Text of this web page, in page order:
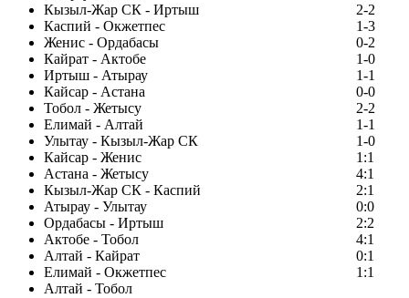
Кызыл-Жар СК - Иртыш
2-2
Каспий - Окжетпес
1-3
Женис - Ордабасы
0-2
Кайрат - Актобе
1-0
Иртыш - Атырау
1-1
Кайсар - Астана
0-0
Тобол - Жетысу
2-2
Елимай - Алтай
1-1
Улытау - Кызыл-Жар СК
1-0
Кайсар - Женис
1:1
Астана - Жетысу
4:1
Кызыл-Жар СК - Каспий
2:1
Атырау - Улытау
0:0
Ордабасы - Иртыш
2:2
Актобе - Тобол
4:1
Алтай - Кайрат
0:1
Елимай - Окжетпес
1:1
Алтай - Тобол